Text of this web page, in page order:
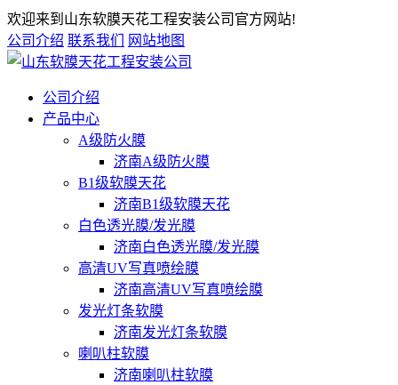
欢迎来到山东软膜天花工程安装公司官方网站!
公司介绍 联系我们 网站地图
公司介绍
产品中心
A级防火膜
济南A级防火膜
B1级软膜天花
济南B1级软膜天花
白色透光膜/发光膜
济南白色透光膜/发光膜
高清UV写真喷绘膜
济南高清UV写真喷绘膜
发光灯条软膜
济南发光灯条软膜
喇叭柱软膜
济南喇叭柱软膜